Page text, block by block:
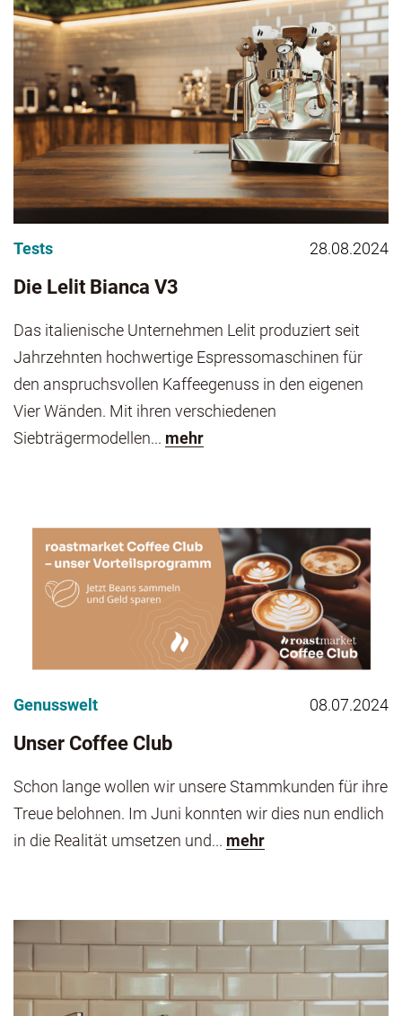
Tests 28.08.2024
Die Lelit Bianca V3
Das italienische Unternehmen Lelit produziert seit
Jahrzehnten hochwertige Espressomaschinen für
den anspruchsvollen Kaffeegenuss in den eigenen
Vier Wänden. Mit ihren verschiedenen
Siebträgermodellen... mehr
Genusswelt 08.07.2024
Unser Coffee Club
Schon lange wollen wir unsere Stammkunden für ihre
Treue belohnen. Im Juni konnten wir dies nun endlich
in die Realität umsetzen und... mehr